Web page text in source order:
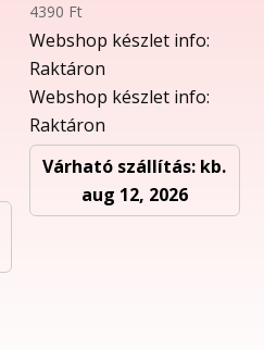
4390 Ft
Webshop készlet info:
Raktáron
Webshop készlet info:
Raktáron
Várható szállítás: kb.
aug 12, 2026